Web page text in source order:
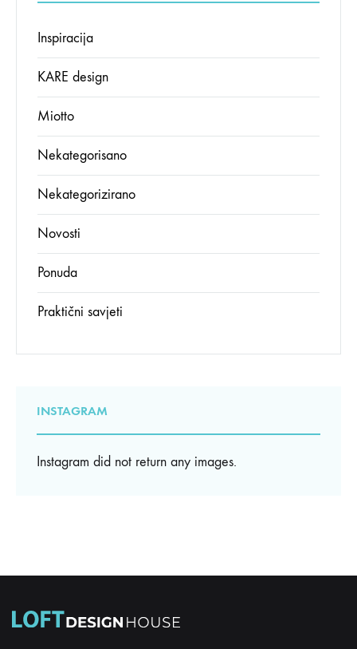
Inspiracija
KARE design
Miotto
Nekategorisano
Nekategorizirano
Novosti
Ponuda
Praktični savjeti
INSTAGRAM
Instagram did not return any images.